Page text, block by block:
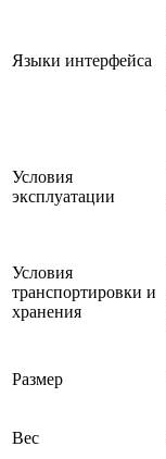
Языки интерфейса
Условия
эксплуатации
Условия
транспортировки и
хранения
Размер
Вес